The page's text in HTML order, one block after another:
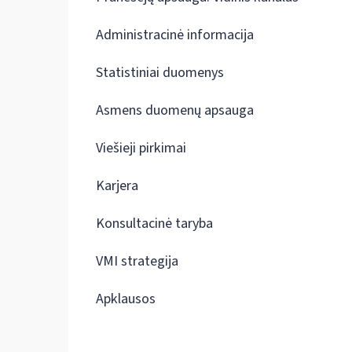
Administracinė informacija
Statistiniai duomenys
Asmens duomenų apsauga
Viešieji pirkimai
Karjera
Konsultacinė taryba
VMI strategija
Apklausos